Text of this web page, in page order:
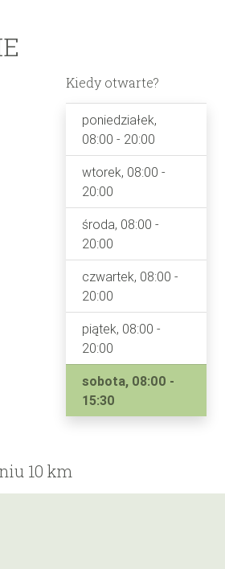
Kiedy otwarte?
poniedziałek,
08:00 - 20:00
wtorek, 08:00 -
20:00
środa, 08:00 -
20:00
czwartek, 08:00 -
20:00
piątek, 08:00 -
20:00
sobota, 08:00 -
15:30
10 km